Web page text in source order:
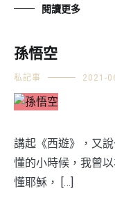
閱讀更多
孫悟空
私記事 2021-
講起《西遊》，又
懂的小時候，我曾
懂耶穌， […]